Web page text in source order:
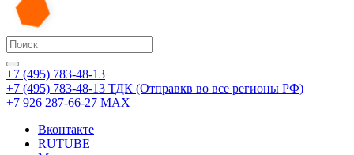
+7 (495) 783-48-13
+7 (495) 783-48-13 ТДК (Отправкв во все регионы РФ)
+7 926 287-66-27 МАХ
Вконтакте
RUTUBE